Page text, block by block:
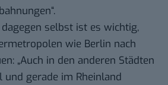
selbst ist es wichtig,
wie Berlin nach
„Auch in den anderen Städten
gerade im Rheinland